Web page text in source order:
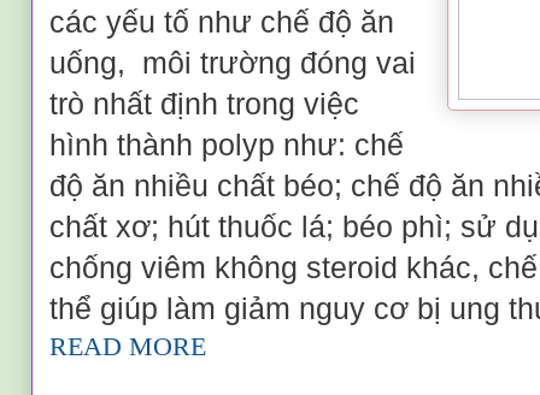
các yếu tố như chế độ ăn
uống, môi trường đóng vai
trò nhất định trong việc
hình thành polyp như: chế
độ ăn nhiều chất béo; chế độ ăn
chất xơ; hút thuốc lá; béo phì; sử
chống viêm không steroid khác,
thể giúp làm giảm nguy cơ bị ung
READ MORE